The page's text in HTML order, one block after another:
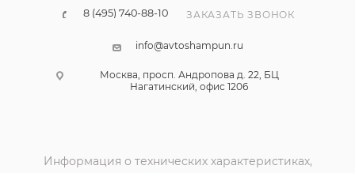
8 (495) 740-88-10 ЗАКАЗАТЬ ЗВОНОК
info@avtoshampun.ru
Москва, просп. Андропова д. 22, БЦ
Нагатинский, офис 1206
Информация о технических характеристиках,